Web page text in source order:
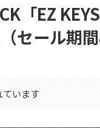
「EZ
セール期
ています